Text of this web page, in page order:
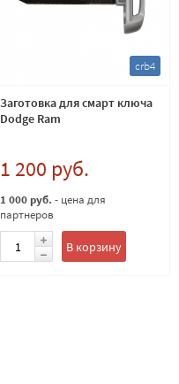
crb4
Заготовка для смарт ключа
Dodge Ram
1 200 руб.
1 000 руб. - цена для
партнеров
В корзину